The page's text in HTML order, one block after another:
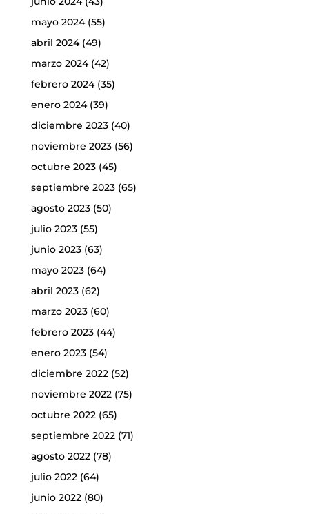
mayo 2024(55)
abril 2024(49)
marzo 2024(42)
febrero 2024(35)
enero 2024(39)
diciembre 2023(40)
noviembre 2023(56)
octubre 2023(45)
septiembre 2023(65)
agosto 2023(50)
julio 2023(55)
junio 2023(63)
mayo 2023(64)
abril 2023(62)
marzo 2023(60)
febrero 2023(44)
enero 2023(54)
diciembre 2022(52)
noviembre 2022(75)
octubre 2022(65)
septiembre 2022(71)
agosto 2022(78)
julio 2022(64)
junio 2022(80)